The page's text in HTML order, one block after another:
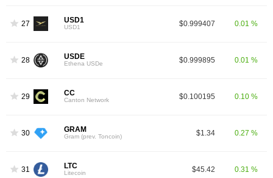
27 USD1
USD1 $0.999407 0.01 %
28 USDE
Ethena USDe $0.999895 0.01 %
29 CC
Canton Network $0.100195 0.10 %
30 GRAM
Gram (prev. Toncoin) $1.34 0.27 %
31 LTC
Litecoin $45.42 0.31 %